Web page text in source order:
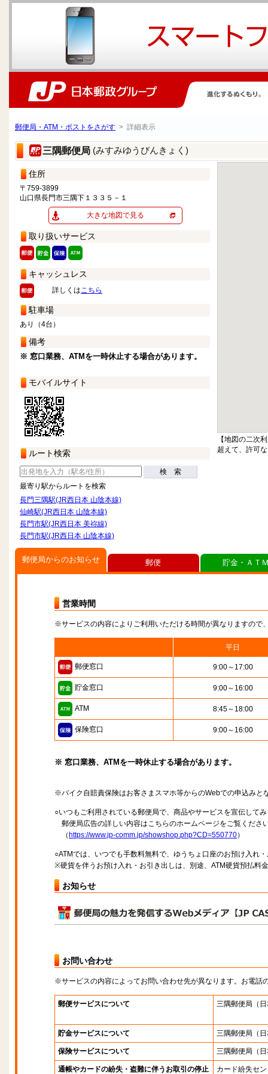
郵便局・ATM・ポストをさがす > 詳細表示
三隅郵便局 (みすみゆうびんきょく)
住所
〒759-3899
山口県長門市三隅下１３３５－１
大きな地図で見る
取り扱いサービス
キャッシュレス
詳しくはこちら
駐車場
あり（4台）
備考
※ 窓口業務、ATMを一時休止する場合があります。
モバイルサイト
ルート検索
検 索
最寄り駅からルートを検索
長門三隅駅(JR西日本 山陰本線)
仙崎駅(JR西日本 山陰本線)
長門市駅(JR西日本 美祢線)
長門市駅(JR西日本 山陰本線)
【地図の二次
超えて、許可
郵便局からのお知らせ
営業時間
※サービスの内容によりご利用いただける時間が異なりますので
平日
郵便窓口 9:00～17:00
貯金窓口 9:00～16:00
ATM 8:45～18:00
保険窓口 9:00～16:00
※ 窓口業務、ATMを一時休止する場合があります。
※バイク自賠責保険はお客さまスマホ等からのWebでの申込みと
○いつもご利用されている郵便局で、商品やサービスを宣伝して
郵便局広告の詳しい内容はこちらのホームページをご覧くださ
（ https://www.jp-comm.jp/showshop.php?CD=550770）
○ATMでは、いつでも手数料無料で、ゆうちょ口座のお預け入れ
※硬貨を伴うお預け入れ・お引き出しは、別途、ATM硬貨預払料
お知らせ
お問い合わせ
※サービスの内容によってお問い合わせ先が異なります。お電話
郵便サービスについて 三隅郵便局 （
貯金サービスについて 三隅郵便局 （
保険サービスについて 三隅郵便局 （
通帳やカードの紛失・盗難に伴うお取引の停止 カード紛失セ
郵便 貯金・ＡＴ